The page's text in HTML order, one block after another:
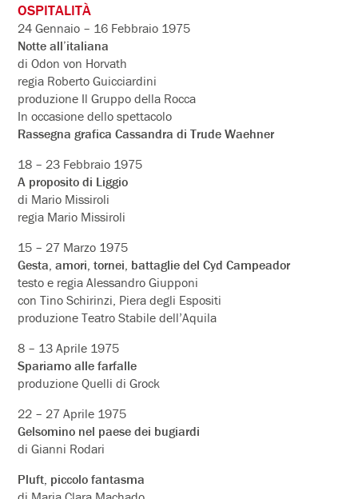
OSPITALITÀ
24 Gennaio – 16 Febbraio 1975
Notte all’italiana
di Odon von Horvath
regia Roberto Guicciardini
produzione Il Gruppo della Rocca
In occasione dello spettacolo
Rassegna grafica Cassandra di Trude Waehner
18 – 23 Febbraio 1975
A proposito di Liggio
di Mario Missiroli
regia Mario Missiroli
15 – 27 Marzo 1975
Gesta, amori, tornei, battaglie del Cyd Campeador
testo e regia Alessandro Giupponi
con Tino Schirinzi, Piera degli Espositi
produzione Teatro Stabile dell’Aquila
8 – 13 Aprile 1975
Spariamo alle farfalle
produzione Quelli di Grock
22 – 27 Aprile 1975
Gelsomino nel paese dei bugiardi
di Gianni Rodari
Pluft, piccolo fantasma